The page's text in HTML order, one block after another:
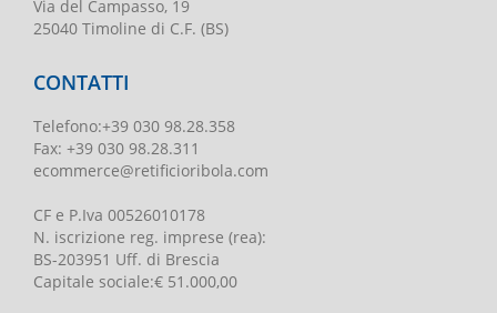
Via del Campasso, 19
25040 Timoline di C.F. (BS)
CONTATTI
Telefono:+39 030 98.28.358
Fax: +39 030 98.28.311
ecommerce@retificioribola.com
CF e P.Iva 00526010178
N. iscrizione reg. imprese (rea):
BS-203951 Uff. di Brescia
Capitale sociale:€ 51.000,00